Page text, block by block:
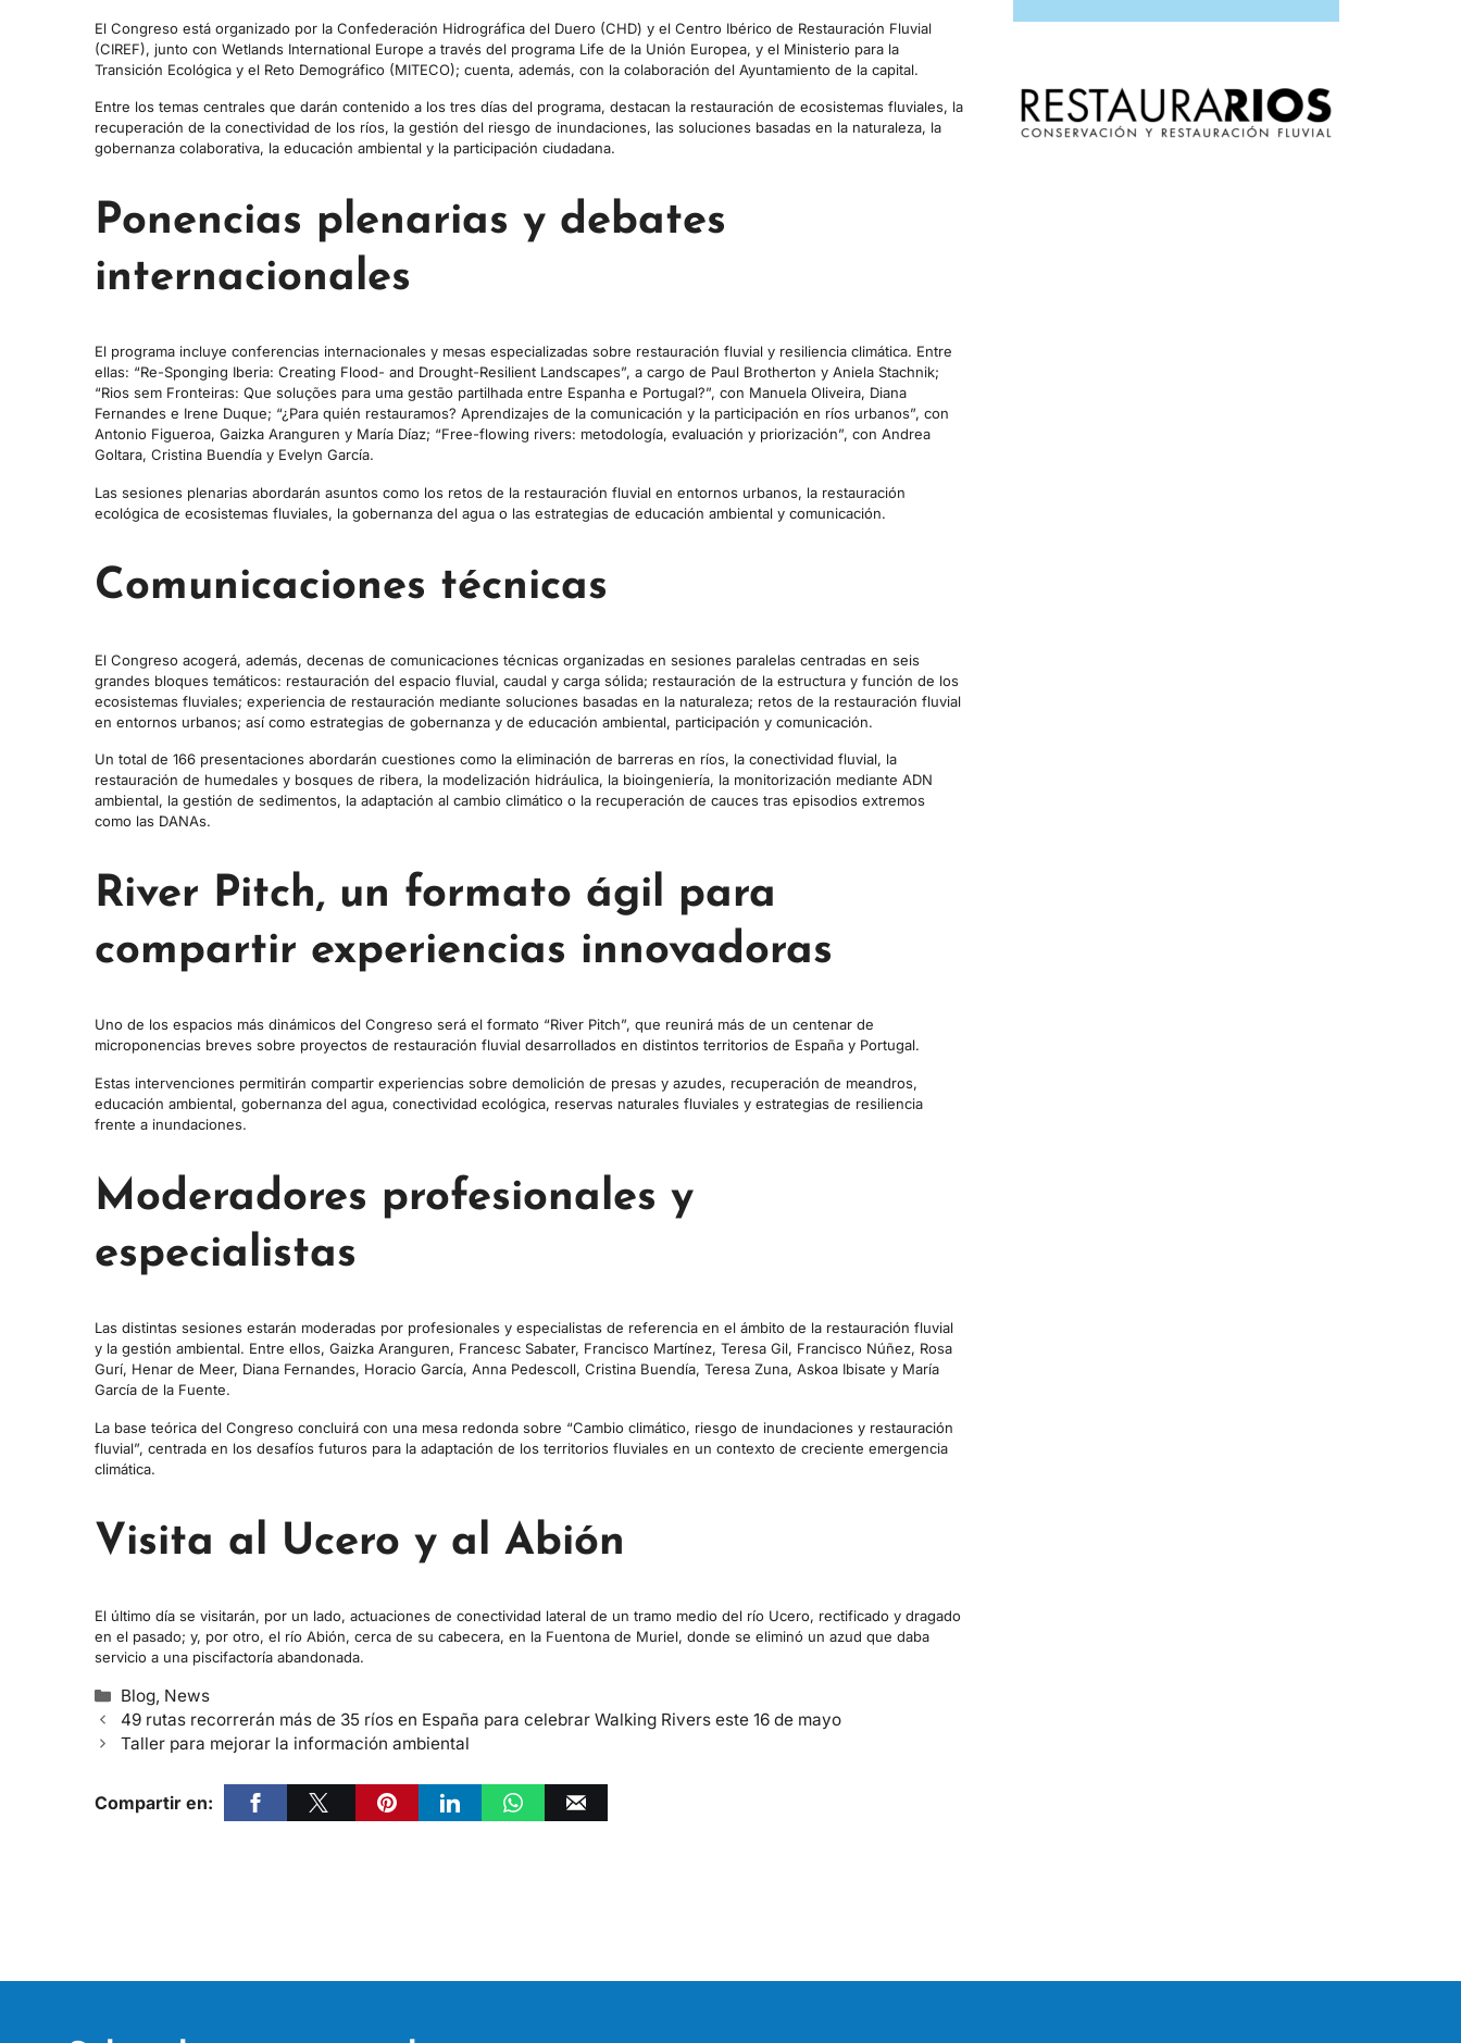
El Congreso está organizado por la Confederación Hidrográfica del Duero (CHD) y el Centro Ibérico de Restauración Fluvial
(CIREF), junto con Wetlands International Europe a través del programa Life de la Unión Europea, y el Ministerio para la
Transición Ecológica y el Reto Demográfico (MITECO); cuenta, además, con la colaboración del Ayuntamiento de la capital.
Entre los temas centrales que darán contenido a los tres días del programa, destacan la restauración de ecosistemas fluviales, la
recuperación de la conectividad de los ríos, la gestión del riesgo de inundaciones, las soluciones basadas en la naturaleza, la
gobernanza colaborativa, la educación ambiental y la participación ciudadana.
Ponencias plenarias y debates
internacionales
El programa incluye conferencias internacionales y mesas especializadas sobre restauración fluvial y resiliencia climática. Entre
ellas: “Re-Sponging Iberia: Creating Flood- and Drought-Resilient Landscapes”, a cargo de Paul Brotherton y Aniela Stachnik;
“Rios sem Fronteiras: Que soluções para uma gestão partilhada entre Espanha e Portugal?”, con Manuela Oliveira, Diana
Fernandes e Irene Duque; “¿Para quién restauramos? Aprendizajes de la comunicación y la participación en ríos urbanos”, con
Antonio Figueroa, Gaizka Aranguren y María Díaz; “Free-flowing rivers: metodología, evaluación y priorización”, con Andrea
Goltara, Cristina Buendía y Evelyn García.
Las sesiones plenarias abordarán asuntos como los retos de la restauración fluvial en entornos urbanos, la restauración
ecológica de ecosistemas fluviales, la gobernanza del agua o las estrategias de educación ambiental y comunicación.
Comunicaciones técnicas
El Congreso acogerá, además, decenas de comunicaciones técnicas organizadas en sesiones paralelas centradas en seis
grandes bloques temáticos: restauración del espacio fluvial, caudal y carga sólida; restauración de la estructura y función de los
ecosistemas fluviales; experiencia de restauración mediante soluciones basadas en la naturaleza; retos de la restauración fluvial
en entornos urbanos; así como estrategias de gobernanza y de educación ambiental, participación y comunicación.
Un total de 166 presentaciones abordarán cuestiones como la eliminación de barreras en ríos, la conectividad fluvial, la
restauración de humedales y bosques de ribera, la modelización hidráulica, la bioingeniería, la monitorización mediante ADN
ambiental, la gestión de sedimentos, la adaptación al cambio climático o la recuperación de cauces tras episodios extremos
como las DANAs.
River Pitch, un formato ágil para
compartir experiencias innovadoras
Uno de los espacios más dinámicos del Congreso será el formato “River Pitch”, que reunirá más de un centenar de
microponencias breves sobre proyectos de restauración fluvial desarrollados en distintos territorios de España y Portugal.
Estas intervenciones permitirán compartir experiencias sobre demolición de presas y azudes, recuperación de meandros,
educación ambiental, gobernanza del agua, conectividad ecológica, reservas naturales fluviales y estrategias de resiliencia
frente a inundaciones.
Moderadores profesionales y
especialistas
Las distintas sesiones estarán moderadas por profesionales y especialistas de referencia en el ámbito de la restauración fluvial
y la gestión ambiental. Entre ellos, Gaizka Aranguren, Francesc Sabater, Francisco Martínez, Teresa Gil, Francisco Núñez, Rosa
Gurí, Henar de Meer, Diana Fernandes, Horacio García, Anna Pedescoll, Cristina Buendía, Teresa Zuna, Askoa Ibisate y María
García de la Fuente.
La base teórica del Congreso concluirá con una mesa redonda sobre “Cambio climático, riesgo de inundaciones y restauración
fluvial”, centrada en los desafíos futuros para la adaptación de los territorios fluviales en un contexto de creciente emergencia
climática.
Visita al Ucero y al Abión
El último día se visitarán, por un lado, actuaciones de conectividad lateral de un tramo medio del río Ucero, rectificado y dragado
en el pasado; y, por otro, el río Abión, cerca de su cabecera, en la Fuentona de Muriel, donde se eliminó un azud que daba
servicio a una piscifactoría abandonada.
Blog, News
49 rutas recorrerán más de 35 ríos en España para celebrar Walking Rivers este 16 de mayo
Taller para mejorar la información ambiental
Compartir en: